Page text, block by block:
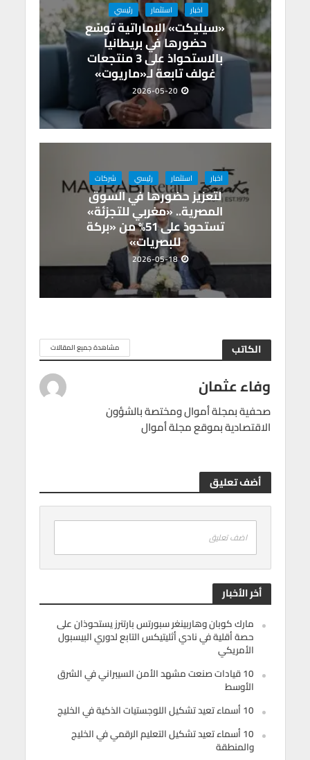
اخبار استثمار رئيسي
«سيليكت» الإماراتية توسّع
حضورها في بريطانيا
بالاستحواذ على 3 منتجعات
غولف تابعة لـ«ماريوت»
2026-05-20
اخبار استثمار رئيسي شركات
لتعزيز حضورها في السوق
المصرية.. «مغربي للتجزئة»
تستحوذ على 51% من «بركة
للبصريات»
2026-05-18
الكاتب مشاهدة جميع المقالات
وفاء عثمان
صحفية بمجلة أموال ومختصة بالشؤون
الاقتصادية بموقع مجلة أموال
أضف تعليق
اضف تعليق
أخر الأخبار
مارك كوبان وهاربينغر سبورتس بارتنرز يستحوذان على
حصة أقلية في نادي أثليتيكس التابع لدوري البيسبول
الأمريكي
10 قيادات صنعت مشهد الأمن السيبراني في الشرق
الأوسط
10 أسماء تعيد تشكيل اللوجستيات الذكية في الخليج
10 أسماء تعيد تشكيل التعليم الرقمي في الخليج
والمنطقة